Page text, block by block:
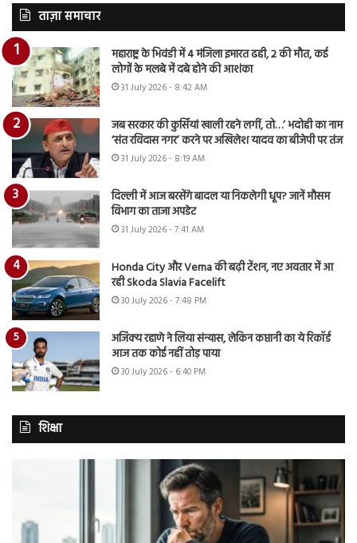
ताज़ा समाचार
महाराष्ट्र के भिवंडी में 4 मंजिला इमारत ढही, 2 की मौत, कई
लोगों के मलबे में दबे होने की आशंका
31 July 2026 - 8:42 AM
जब सरकार की कुर्सियां खाली रहने लगीं, तो…’ भदोही का नाम
‘संत रविदास नगर’ करने पर अखिलेश यादव का बीजेपी पर तंज
31 July 2026 - 8:19 AM
दिल्ली में आज बरसेंगे बादल या निकलेगी धूप? जानें मौसम
विभाग का ताजा अपडेट
31 July 2026 - 7:41 AM
Honda City और Verna की बढ़ी टेंशन, नए अवतार में आ
रही Skoda Slavia Facelift
30 July 2026 - 7:48 PM
अजिंक्य रहाणे ने लिया संन्यास, लेकिन कप्तानी का ये रिकॉर्ड
आज तक कोई नहीं तोड़ पाया
30 July 2026 - 6:40 PM
शिक्षा